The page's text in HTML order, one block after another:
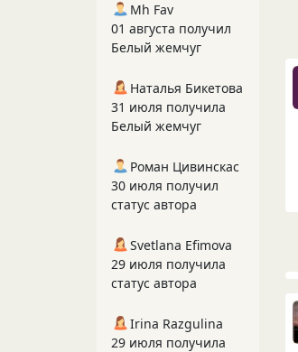
Mh Fav
01 августа получил
Белый жемчуг
Наталья Бикетова
31 июля получила
Белый жемчуг
Роман Цивинскас
30 июля получил
статус автора
Svetlana Efimova
29 июля получила
статус автора
Irina Razgulina
29 июля получила